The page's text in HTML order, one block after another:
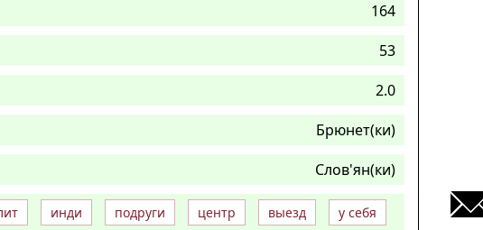
164
53
2.0
Брюнет(ки)
Слов'ян(ки)
инди подруги центр выезд у себя